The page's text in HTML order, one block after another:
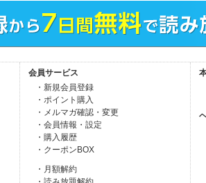
会員サービス
・新規会員登録
・ポイント購入
・メルマガ確認・変更
・会員情報・設定
・購入履歴
・クーポンBOX
・月額解約